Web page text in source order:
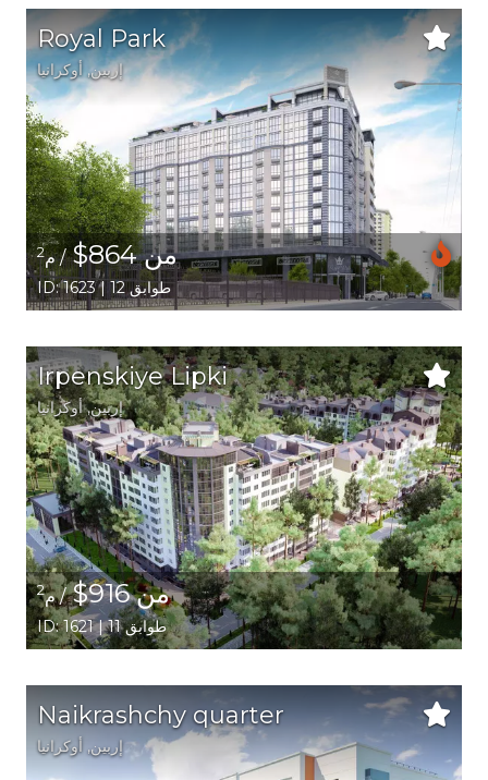
Royal Park
إربين,أوكرانيا
من 864$ / م2
ID: 1623 | 12 طوابق
Irpenskiye Lipki
إربين,أوكرانيا
من 916$ / م2
ID: 1621 | 11 طوابق
Naikrashchy quarter
إربين, أوكرانيا